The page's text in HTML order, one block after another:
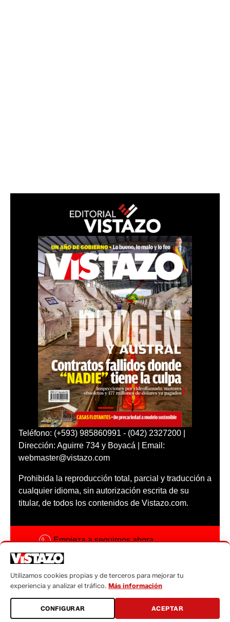
Teléfono: (+593) 985860991 - (042) 2327200 |
Dirección: Aguirre 734 y Boyacá | Email:
webmaster@vistazo.com
Prohibida la reproducción total, parcial y traducción a
cualquier idioma, sin autorización escrita de su
titular, de todos los contenidos de Vistazo.com.
Empieza a seguirnos ahora
Código ética
Sugerencias a:
sugerencias@vistazo.com
Utilizamos cookies propias y de terceros para mejorar tu
experiencia y analizar el tráfico. Más información
CONFIGURAR ACEPTAR